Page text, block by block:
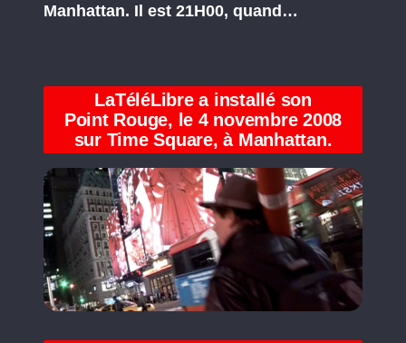
Manhattan. Il est 21H00, quand…
LaTéléLibre a installé son
Point Rouge, le 4 novembre 2008
sur Time Square, à Manhattan.